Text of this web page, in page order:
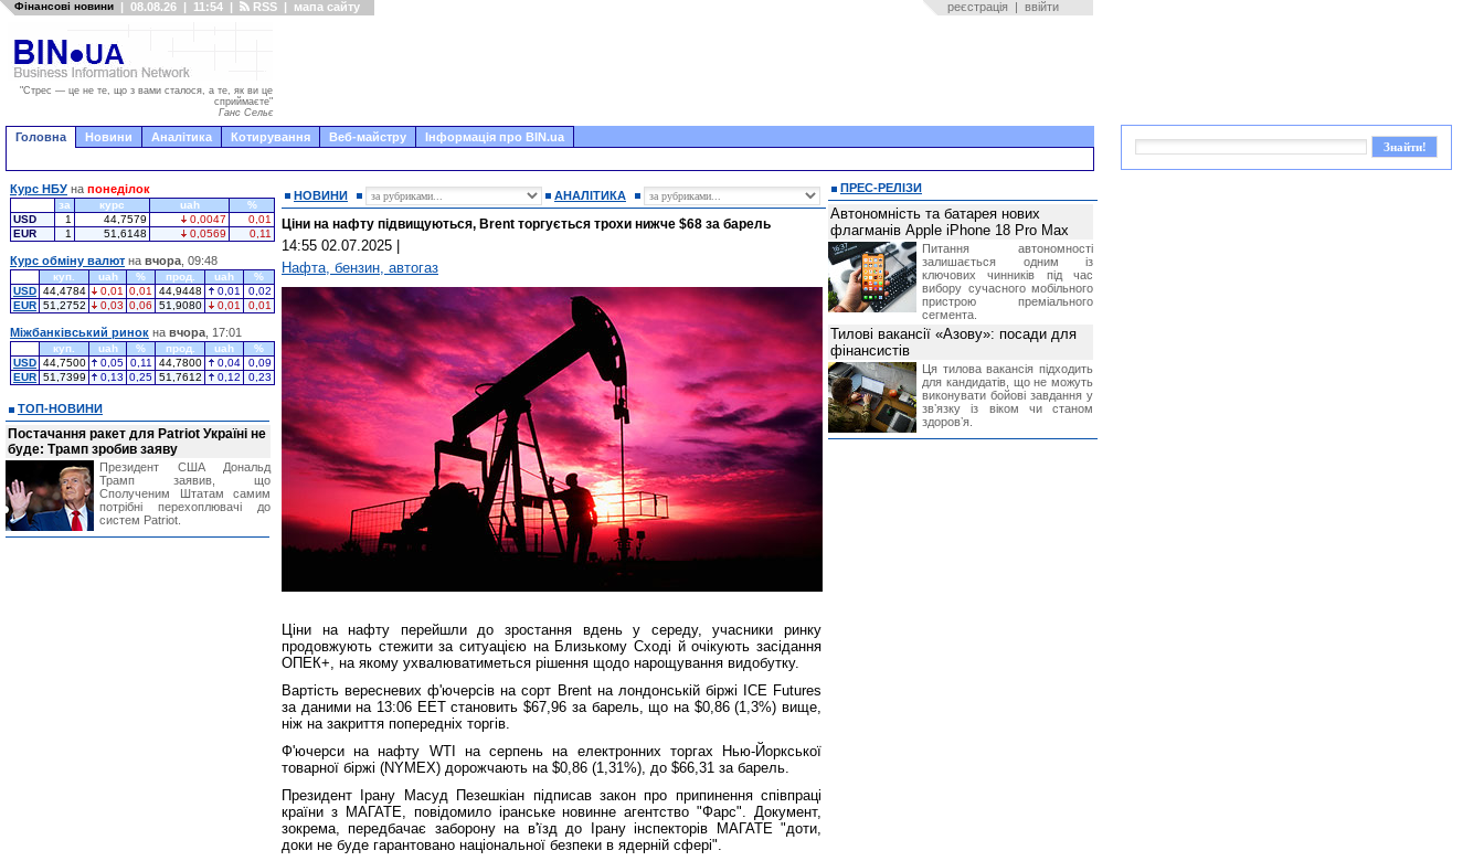
Фінансові новини | 08.08.26 | 11:54 | RSS | мапа сайту реєстрація | ввійти
"Стрес — це не те, що з вами сталося, а те, як ви це
сприймаєте"
Ганс Сельє
Головна Новини Аналітика Котирування Веб-майстру Інформація про BIN.ua
НОВИНИ АНАЛІТИКА
Ціни на нафту підвищуються, Brent торгується трохи нижче $68 за барель
14:55 02.07.2025
Нафта, бензин, автогаз
Ціни на нафту перейшли до зростання вдень у середу, учасники ринку
продовжують стежити за ситуацією на Близькому Сході й очікують засідання
ОПЕК+, на якому ухвалюватиметься рішення щодо нарощування видобутку.
Вартість вересневих ф'ючерсів на сорт Brent на лондонській біржі ICE Futures
за даними на 13:06 EET становить $67,96 за барель, що на $0,86 (1,3%) вище,
ніж на закриття попередніх торгів.
Ф'ючерси на нафту WTI на серпень на електронних торгах Нью-Йоркської
товарної біржі (NYMEX) дорожчають на $0,86 (1,31%), до $66,31 за барель.
Президент Ірану Масуд Пезешкіан підписав закон про припинення співпраці
країни з МАГАТЕ, повідомило іранське новинне агентство "Фарс". Документ,
зокрема, передбачає заборону на в'їзд до Ірану інспекторів МАГАТЕ "доти,
доки не буде гарантовано національної безпеки в ядерній сфері".
Курс НБУ на понеділок
за курс uah
%
USD
1 44,7579 0,0047
0,01
EUR
1 51,6148 0,0569 0,11
Курс обміну валют на вчора , 09:48
куп. uah % прод. uah
%
USD 44,4784 0,01 0,01 44,9448 0,01
0,02
EUR 51,2752 0,03 0,06 51,9080 0,01 0,01
Міжбанківський ринок на вчора , 17:01
куп. uah % прод. uah
%
USD 44,7500 0,05 0,11 44,7800 0,04
0,09
EUR 51,7399 0,13 0,25 51,7612 0,12 0,23
ТОП-НОВИНИ
Постачання ракет для Patriot Україні не
буде: Трамп зробив заяву
Президент США Дональд
Трамп заявив, що
Сполученим Штатам самим
потрібні перехоплювачі до
систем Patriot.
ПРЕС-РЕЛІЗИ
Автономність та батарея нових
флагманів Apple iPhone 18 Pro Max
Питання автономності
залишається одним із
ключових чинників під час
вибору сучасного мобільного
пристрою преміального
сегмента.
Тилові вакансії «Азову»: посади для
фінансистів
Ця тилова вакансія підходить
для кандидатів, що не можуть
виконувати бойові завдання у
звʼязку із віком чи станом
здоровʼя.